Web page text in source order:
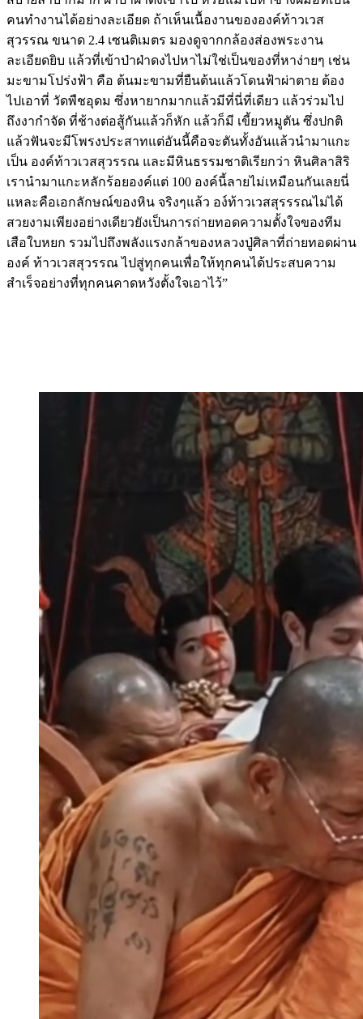
คนทำงานได้อย่างละเอียด ถ้าเห็นเนื้องานขององค์ท้าวเวส
สุวรรณ ขนาด 2.4 เซนติเมตร มองดูจากกล้องส่องพระงาน
ละเอียดยิบ แล้วที่เข้าป่าฝ่าดงไปหาไม่ใช่เป็นของที่หาง่ายๆ เช่น
มะขามโปร่งฟ้า คือ ต้นมะขามที่ยืนต้นแล้วโดนฟ้าผ่าตาย ต้อง
ไปเอาที่ วัดพืชอุดม ซึ่งหายากมากแล้วมีที่นี่ที่เดียว แล้วร่วมไป
ถึงงากำจัด ที่ช้างต่อสู้กันแล้วก็หัก แล้วก็มี เขี้ยวหมูตัน ซึ่งปกติ
แล้วฟันจะมีโพรงประสาทแต่อันนี้คือจะตันทั้งอันแล้วนำมาแกะ
เป็น องค์ท้าวเวสสุวรรณ และมีหินธรรมชาติเรียกว่า หินศิลาสิริ
เรานำมาแกะหลักร้อยองค์แต่ 100 องค์นี้ลายไม่เหมือนกันเลยนี่
แหละคือเอกลักษณ์ของหิน จริงๆแล้ว อง์ท้าวเวสสุรรรณไม่ได้
สวยงามเพียงอย่างเดียวยังเป็นการถ่ายทอดความตั้งใจของทีม
เสือใบหยก รวมไปถึงพลังแรงกล้าของหลวงปู่ศิลาที่ถ่ายทอดผ่าน
องค์ ท้าวเวสสุวรรณ ไปสู่ทุกคนเพื่อให้ทุกคนได้ประสบความ
สำเร็จอย่างที่ทุกคนคาดหวังตั้งใจเอาไว้”